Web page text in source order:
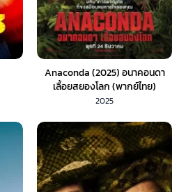
Anaconda (2025) อนาคอนดา
เลื้อยสยองโลก (พากย์ไทย)
2025